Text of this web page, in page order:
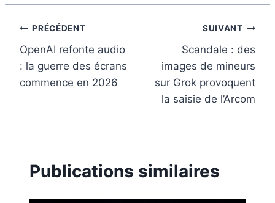
k
s
t
n
Navigation
de
l’article
PRÉCÉDENT
OpenAI refonte audio
: la guerre des écrans
commence en 2026
SUIVANT
Scandale : des
images de mineurs
sur Grok provoquent
la saisie de l’Arcom
Publications similaires